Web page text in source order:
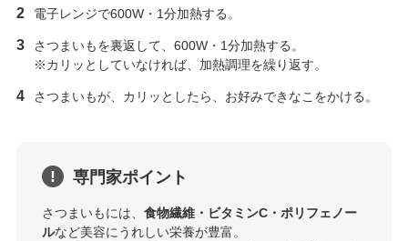
電子レンジで600W・1分加熱する。
さつまいもを裏返して、600W・1分加熱する。
※カリッとしていなければ、加熱調理を繰り返す。
さつまいもが、カリッとしたら、お好みできなこをかける。
専門家ポイント
さつまいもには、 食物繊維・ビタミンC・ポリフェノー
ルなど美容にうれしい栄養が豊富。